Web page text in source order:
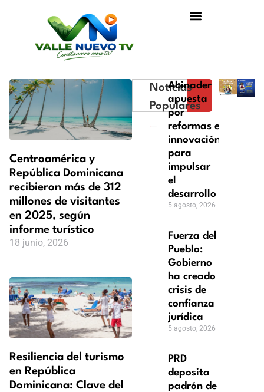
Centroamérica y
República Dominicana
recibieron más de 312
millones de visitantes
en 2025, según
informe turístico
18 junio, 2026
Resiliencia del turismo
en República
Dominicana: Clave del
Noticias
Populares
Abinader
apuesta
por
reformas e
innovación
para
impulsar
el
desarrollo
5 agosto, 2026
Fuerza del
Pueblo:
Gobierno
ha creado
crisis de
confianza
jurídica
5 agosto, 2026
PRD
deposita
padrón de